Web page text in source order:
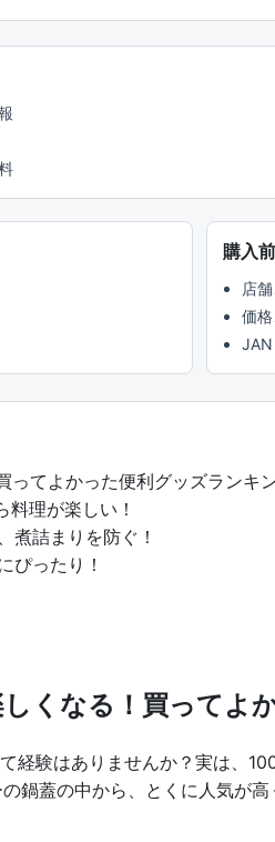
購入
店
価
JAN
ってよかった便利グッズランキ
料理が楽しい！
煮詰まりを防ぐ！
ぴったり！
くなる！買ってよ
経験はありませんか？実は、
鍋蓋の中から、とくに人気が